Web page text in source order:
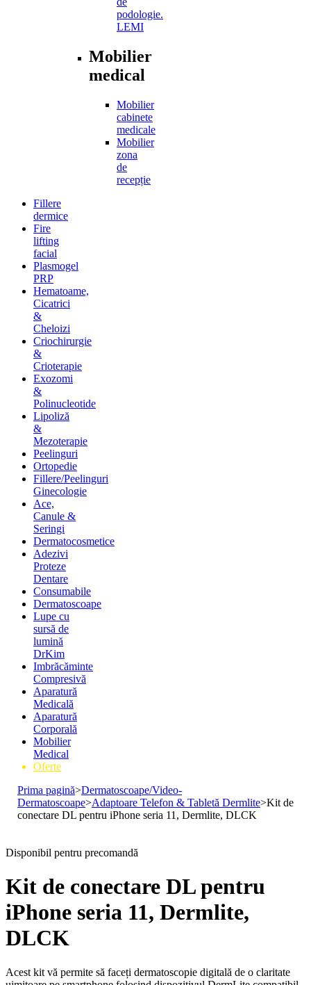
podologie.
LEMI
Mobilier
medical
Mobilier
cabinete
medicale
Mobilier
zona
de
recepție
Fillere
dermice
Fire
lifting
facial
Plasmogel
PRP
Hematoame,
Cicatrici
&
Cheloizi
Criochirurgie
&
Crioterapie
Exozomi
&
Polinucleotide
Lipoliză
&
Mezoterapie
Peelinguri
Ortopedie
Fillere/Peelinguri
Ginecologie
Ace,
Canule &
Seringi
Dermatocosmetice
Adezivi
Proteze
Dentare
Consumabile
Dermatoscoape
Lupe cu
sursă de
lumină
DrKim
Imbrăcăminte
Compresivă
Aparatură
Medicală
Aparatură
Corporală
Mobilier
Medical
Oferte
Prima pagină>Dermatoscoape/Video-
Dermatoscoape>Adaptoare Telefon & Tabletă Dermlite>Kit de
conectare DL pentru iPhone seria 11, Dermlite, DLCK
Disponibil pentru precomandă
Kit de conectare DL pentru
iPhone seria 11, Dermlite,
DLCK
Acest kit vă permite să faceți dermatoscopie digitală de o claritate